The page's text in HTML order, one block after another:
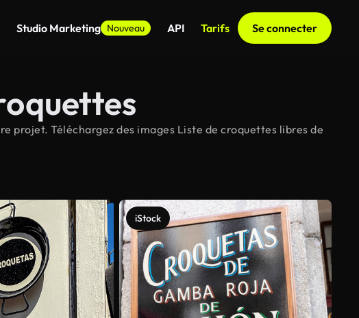
Studio Marketing Nouveau API Tarifs Se connecter
projet. Téléchargez des images Liste de croquettes libres de
iStock